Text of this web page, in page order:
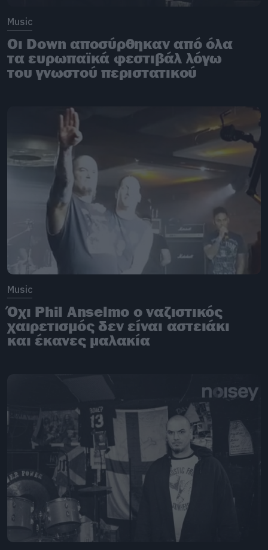
Music
Οι Down αποσύρθηκαν από όλα
τα ευρωπαϊκά φεστιβάλ λόγω
του γνωστού περιστατικού
Music
Όχι Phil Anselmo ο ναζιστικός
χαιρετισμός δεν είναι αστειάκι
και έκανες μαλακία